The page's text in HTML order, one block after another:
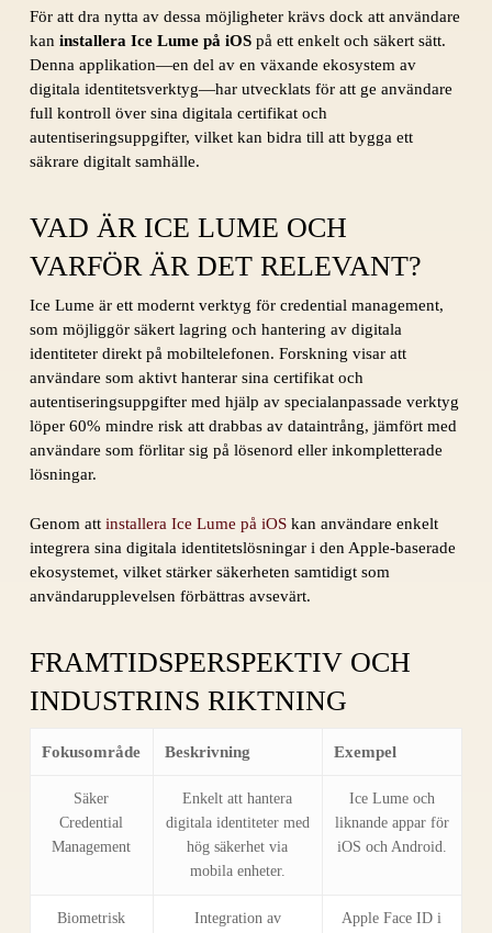
För att dra nytta av dessa möjligheter krävs dock att användare
kan installera Ice Lume på iOSpå ett enkelt och säkert sätt.
Denna applikation—en del av en växande ekosystem av
digitala identitetsverktyg—har utvecklats för att ge användare
full kontroll över sina digitala certifikat och
autentiseringsuppgifter, vilket kan bidra till att bygga ett
säkrare digitalt samhälle.
VAD ÄR ICE LUME OCH
VARFÖR ÄR DET RELEVANT?
Ice Lume är ett modernt verktyg för credential management,
som möjliggör säkert lagring och hantering av digitala
identiteter direkt på mobiltelefonen. Forskning visar att
användare som aktivt hanterar sina certifikat och
autentiseringsuppgifter med hjälp av specialanpassade verktyg
löper 60% mindre risk att drabbas av dataintrång, jämfört med
användare som förlitar sig på lösenord eller inkompletterade
lösningar.
Genom att installera Ice Lume på iOSkan användare enkelt
integrera sina digitala identitetslösningar i den Apple-baserade
ekosystemet, vilket stärker säkerheten samtidigt som
användarupplevelsen förbättras avsevärt.
FRAMTIDSPERSPEKTIV OCH
INDUSTRINS RIKTNING
Fokusområde Beskrivning Exempel
Säker
Credential
Management
Enkelt att hantera
digitala identiteter med
hög säkerhet via
mobila enheter.
Ice Lume och
liknande appar för
iOS och Android.
Biometrisk Integration av Apple Face ID i